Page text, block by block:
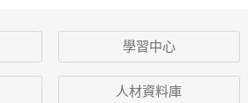
學習中心
人材資料庫